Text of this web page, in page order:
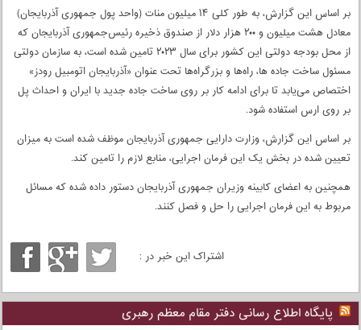
بر اساس این گزارش، به طور کلی ۱۴ میلیون منات (واحد پول جمهوری آذربایجان)
معادل هشت میلیون و ۲۰۰ هزار دلار از صندوق ذخیره رئیس‌جمهوری آذربایجان که
از محل بودجه دولتی این کشور برای سال ۲۰۲۳ تامین شده است، به سازمان دولتی
مسئول ساخت جاده ها، راه‌ها و بزرگراه‌ها تحت عنوان «آذربایجان اتومبیل رودز»
اختصاص می‌یابد تا برای ادامه کار بر روی ساخت جاده جدید با ایران و احداث پل
بر روی ارس استفاده شود.
بر اساس این گزارش، وزارت دارایی جمهوری آذربایجان موظف شده است به میزان
تعیین شده در بخش یک این فرمان اجرایی، منابع لازم را تامین کند.
همچنین به اعضای کابینه وزیران جمهوری آذربایجان دستور داده شده که مسائل
مربوط به این فرمان اجرایی را حل و فصل کنند.
اشتراک این خبر در :
پایگاه اطلاع رسانی دفتر مقام معظم رهبری